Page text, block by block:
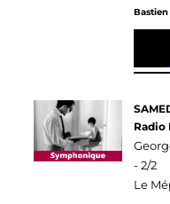
Radio
- 2/2
Le